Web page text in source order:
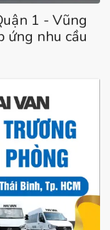
1 - Vũng
ứng nhu cầu